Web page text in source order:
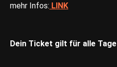
mehr Infos: LINK
Dein Ticket gilt für alle Tage